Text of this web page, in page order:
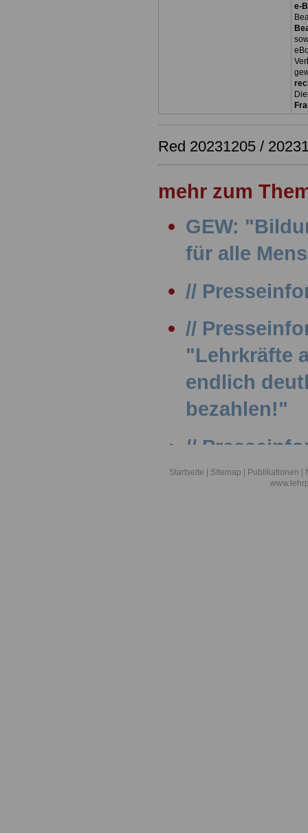
e-
Ver
Red 20231205 /
mehr zum
GEW:
für alle
//
//
"Lehrkräfte
endlich
bezahlen!"
//
Startseite Sitemap Publikationen